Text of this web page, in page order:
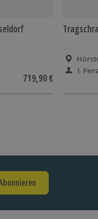
719,90 €
1